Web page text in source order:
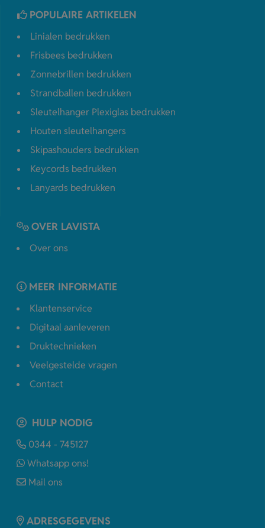
POPULAIRE ARTIKELEN
Linialen bedrukken
Frisbees bedrukken
Zonnebrillen bedrukken
Strandballen bedrukken
Sleutelhanger Plexiglas bedrukken
Houten sleutelhangers
Skipashouders bedrukken
Keycords bedrukken
Lanyards bedrukken
OVER LAVISTA
Over ons
MEER INFORMATIE
Klantenservice
Digitaal aanleveren
Druktechnieken
Veelgestelde vragen
Contact
HULP NODIG
0344 - 745127
Whatsapp ons!
Mail ons
ADRESGEGEVENS